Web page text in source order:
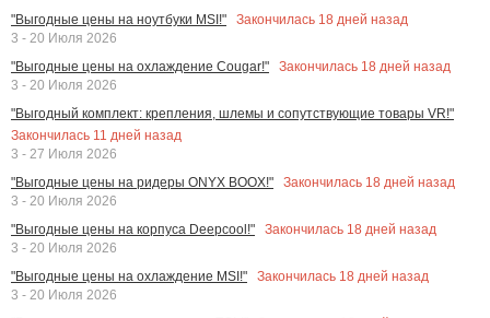
"Выгодные цены на ноутбуки MSI!"
Закончилась 18 дней назад
3 - 20 Июля 2026
"Выгодные цены на охлаждение Cougar!"
Закончилась 18 дней назад
3 - 20 Июля 2026
"Выгодный комплект: крепления, шлемы и сопутствующие товары VR!"
Закончилась 11 дней назад
3 - 27 Июля 2026
"Выгодные цены на ридеры ONYX BOOX!"
Закончилась 18 дней назад
3 - 20 Июля 2026
"Выгодные цены на корпуса Deepcool!"
Закончилась 18 дней назад
3 - 20 Июля 2026
"Выгодные цены на охлаждение MSI!"
Закончилась 18 дней назад
3 - 20 Июля 2026